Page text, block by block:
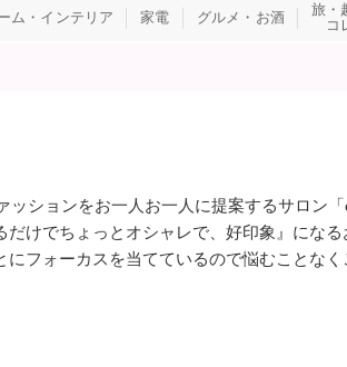
ム・インテリア 家電 グルメ・お酒
旅・
コ
ションをお一人お一人に提案するサロン「
けでちょっとオシャレで、好印象』にな
フォーカスを当てているので悩むことなく